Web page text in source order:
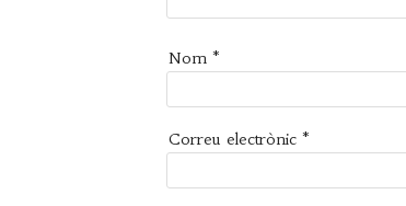
Nom *
Correu electrònic *